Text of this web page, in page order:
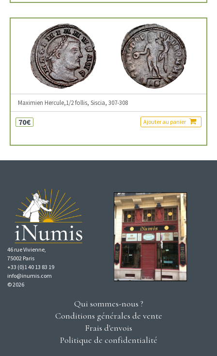
Maximien Hercule,1/2 follis, Siscia, 307-308
70€ Ajouter au panier
46 rue Vivienne,
75002 Paris
+33 (0)1 40 13 83 19
info@inumis.com
© 2026
Qui sommes-nous ?
Conditions générales de vente
Frais d'envois
Politique de confidentialité